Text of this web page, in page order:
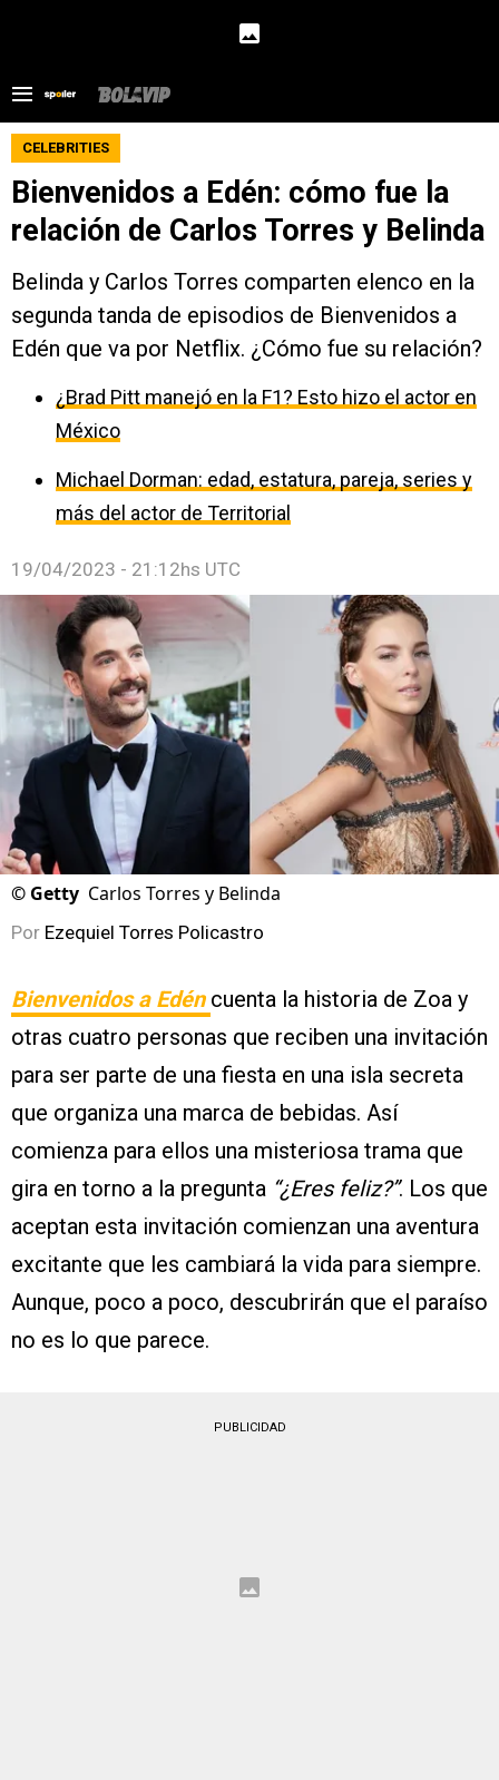
CELEBRITIES
Bienvenidos a Edén: cómo fue la
relación de Carlos Torres y Belinda
Belinda y Carlos Torres comparten elenco en la
segunda tanda de episodios de Bienvenidos a
Edén que va por Netflix. ¿Cómo fue su relación?
¿Brad Pitt manejó en la F1? Esto hizo el actor en
México
Michael Dorman: edad, estatura, pareja, series y
más del actor de Territorial
19/04/2023 - 21:12hs UTC
© Getty Carlos Torres y Belinda
Por Ezequiel Torres Policastro
Bienvenidos a Edén cuenta la historia de Zoa y
otras cuatro personas que reciben una invitación
para ser parte de una fiesta en una isla secreta
que organiza una marca de bebidas. Así
comienza para ellos una misteriosa trama que
gira en torno a la pregunta “¿Eres feliz?”. Los que
aceptan esta invitación comienzan una aventura
excitante que les cambiará la vida para siempre.
Aunque, poco a poco, descubrirán que el paraíso
no es lo que parece.
PUBLICIDAD